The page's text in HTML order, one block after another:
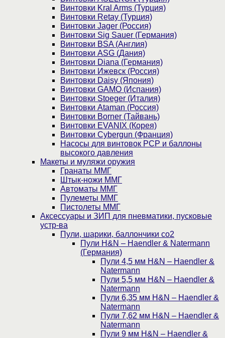
Винтовки Kral Arms (Турция)
Винтовки Retay (Турция)
Винтовки Jager (Россия)
Винтовки Sig Sauer (Германия)
Винтовки BSA (Англия)
Винтовки ASG (Дания)
Винтовки Diana (Германия)
Винтовки Ижевск (Россия)
Винтовки Daisy (Япония)
Винтовки GAMO (Испания)
Винтовки Stoeger (Италия)
Винтовки Ataman (Россия)
Винтовки Borner (Тайвань)
Винтовки EVANIX (Корея)
Винтовки Cybergun (Франция)
Насосы для винтовок PCP и баллоны
высокого давления
Макеты и муляжи оружия
Гранаты ММГ
Штык-ножи ММГ
Автоматы ММГ
Пулеметы ММГ
Пистолеты ММГ
Аксессуары и ЗИП для пневматики, пусковые
устр-ва
Пули, шарики, баллончики со2
Пули H&N – Haendler & Natermann
(Германия)
Пули 4,5 мм H&N – Haendler &
Natermann
Пули 5,5 мм H&N – Haendler &
Natermann
Пули 6,35 мм H&N – Haendler &
Natermann
Пули 7,62 мм H&N – Haendler &
Natermann
Пули 9 мм H&N – Haendler &